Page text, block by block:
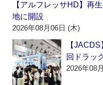
【アルフレッサHD】再
地に開設
2026年08月06日 (木)
【
回ドラッ
2026年08